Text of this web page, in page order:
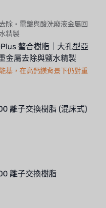
除・電鍍與酸洗廢液金屬回
精製
螯合樹脂｜大孔型亞
金屬去除與鹽水精製
基，在高鈣鎂背景下仍對重
離子交換樹脂 (混床式)
離子交換樹脂